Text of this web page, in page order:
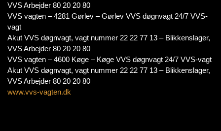
VVS Arbejder 80 20 20 80
VVS vagten – 4281 Gørlev – Gørlev VVS døgnvagt 24/7 VVS-
vagt
Akut VVS døgnvagt, vagt nummer 22 22 77 13 – Blikkenslager,
VVS Arbejder 80 20 20 80
VVS vagten – 4600 Køge – Køge VVS døgnvagt 24/7 VVS-vagt
Akut VVS døgnvagt, vagt nummer 22 22 77 13 – Blikkenslager,
VVS Arbejder 80 20 20 80
www.vvs-vagten.dk